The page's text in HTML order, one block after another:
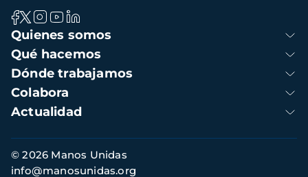
Navegación
principal
Quienes somos
Qué hacemos
Dónde trabajamos
Colabora
Actualidad
Información
de
© 2026 Manos Unidas
info@manosunidas.org